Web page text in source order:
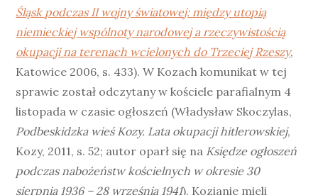
Śląsk podczas II wojny światowej: między utopią
niemieckiej wspólnoty narodowej a rzeczywistością
okupacji na terenach wcielonych do Trzeciej Rzeszy,
Katowice 2006, s. 433). W Kozach komunikat w tej
sprawie został odczytany w kościele parafialnym 4
listopada w czasie ogłoszeń (Władysław Skoczylas,
Podbeskidzka wieś Kozy. Lata okupacji hitlerowskiej,
Kozy, 2011, s. 52; autor oparł się na Księdze ogłoszeń
podczas nabożeństw kościelnych w okresie 30
sierpnia 1936 – 28 września 1941). Kozianie mieli